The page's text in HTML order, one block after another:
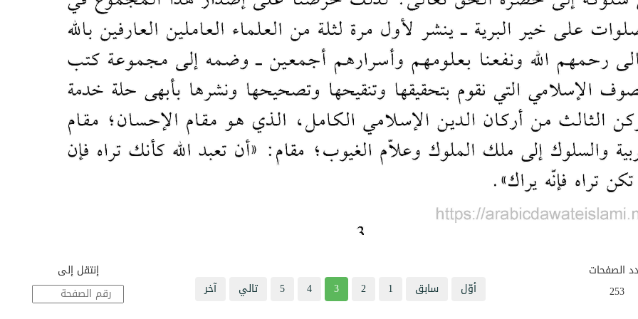
إنتقل إلى
أوّل
سابق 1
2
3
4
5 تالي آخر
الصفحات
253